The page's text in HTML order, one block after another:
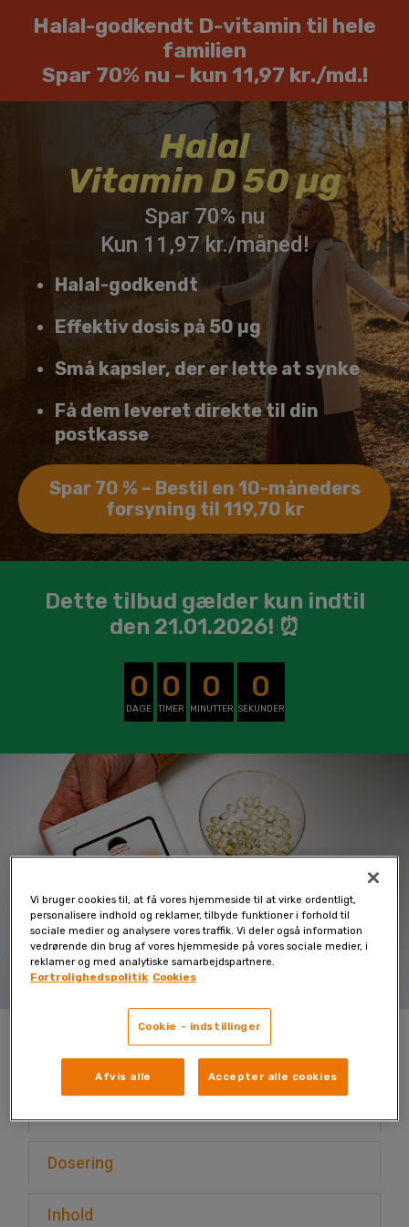
Halal-godkendt D-vitamin til hele
familien
Spar 70% nu – kun 11,97 kr./md.!
Halal
Vitamin D 50 µg
Spar 70% nu
Kun 11,97 kr./måned!
Halal-godkendt
Effektiv dosis på 50 µg
Små kapsler, der er lette at synke
Få dem leveret direkte til din
postkasse
Spar 70 % – Bestil en 10-måneders
forsyning til 119,70 kr
Dette tilbud gælder kun indtil
den 21.01.2026! ⏰
0
DAGE
0
TIMER
0
MINUTTER
0
SEKUNDER
Halal-godkendt D-vitamin
til hele familien
Dosering
Inhold
Vi bruger cookies til, at få vores hjemmeside til at virke ordentligt,
personalisere indhold og reklamer, tilbyde funktioner i forhold til
sociale medier og analysere vores traffik. Vi deler også information
vedrørende din brug af vores hjemmeside på vores sociale medier, i
reklamer og med analytiske samarbejdspartnere.
Fortrolighedspolitik Cookies
Cookie - indstillinger
Afvis alle Accepter alle cookies